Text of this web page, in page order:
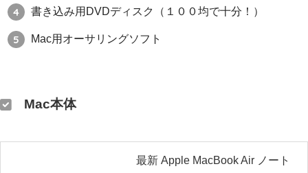
書き込み用DVDディスク（１００均で十分！）
Mac用オーサリングソフト
Mac本体
最新 Apple MacBook Air ノート